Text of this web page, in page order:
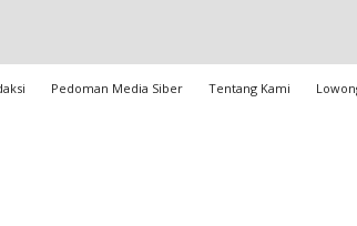
Pedoman Media Siber Tentang Kami